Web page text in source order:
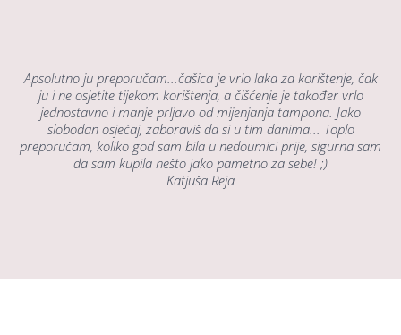
Apsolutno ju preporučam...čašica je vrlo laka za korištenje, čak
ju i ne osjetite tijekom korištenja, a čišćenje je također vrlo
jednostavno i manje prljavo od mijenjanja tampona. Jako
slobodan osjećaj, zaboraviš da si u tim danima... Toplo
preporučam, koliko god sam bila u nedoumici prije, sigurna sam
da sam kupila nešto jako pametno za sebe! ;)
Katjuša Reja